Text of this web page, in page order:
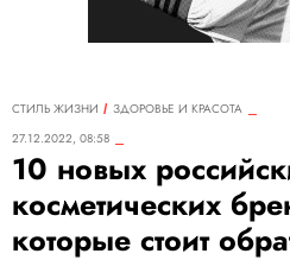
СТИЛЬ ЖИЗНИ
ЗДОРОВЬЕ И КРАСОТА
27.12.2022, 08:58
10 новых
косметических
которые стоит